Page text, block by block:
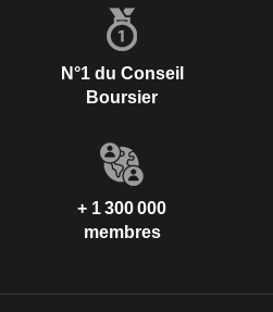
N°1 du Conseil
Boursier
+ 1 300 000
membres